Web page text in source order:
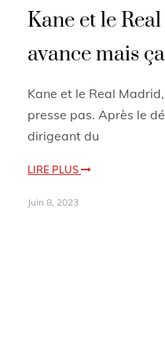
Kane et le
avance mais
Kane et le Real
presse pas. Après le
dirigeant du
LIRE PLUS
Juin 8, 2023